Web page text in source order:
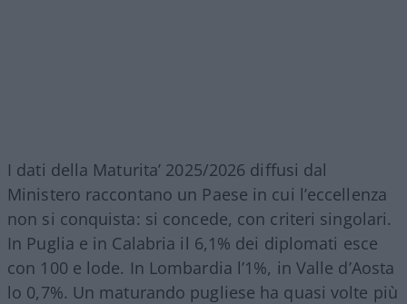
I dati della Maturita’ 2025/2026 diffusi dal
Ministero raccontano un Paese in cui l’eccellenza
non si conquista: si concede, con criteri singolari.
In Puglia e in Calabria il 6,1% dei diplomati esce
con 100 e lode. In Lombardia l’1%, in Valle d’Aosta
lo 0,7%. Un maturando pugliese ha quasi volte più